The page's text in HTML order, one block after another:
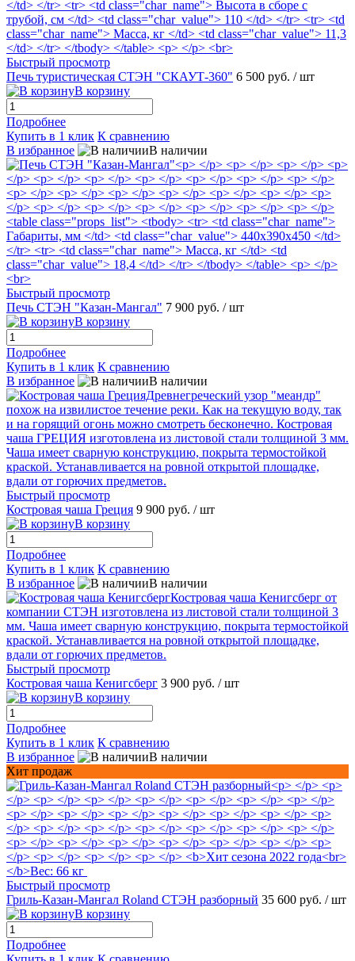
Быстрый просмотр
Печь туристическая СТЭН "СКАУТ-360" 6 500 руб. / шт
В корзину
Подробнее
Купить в 1 клик К сравнению
В избранное
В наличии
Быстрый просмотр
Печь СТЭН "Казан-Мангал" 7 900 руб. / шт
В корзину
Подробнее
Купить в 1 клик К сравнению
В избранное
В наличии
Быстрый просмотр
Костровая чаша Греция 9 900 руб. / шт
В корзину
Подробнее
Купить в 1 клик К сравнению
В избранное
В наличии
Быстрый просмотр
Костровая чаша Кенигсберг 3 900 руб. / шт
В корзину
Подробнее
Купить в 1 клик К сравнению
В избранное
В наличии
Хит продаж
Быстрый просмотр
Гриль-Казан-Мангал Roland СТЭН разборный 35 600 руб. / шт
В корзину
Подробнее